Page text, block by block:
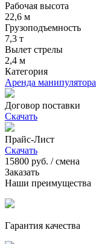
Рабочая высота
22,6 м
Грузоподъемность
7,3 т
Вылет стрелы
2,4 м
Категория
Аренда манипулятора
Договор поставки
Скачать
Прайс-Лист
Скачать
15800 руб. / смена
Заказать
Наши преимущества
Гарантия качества